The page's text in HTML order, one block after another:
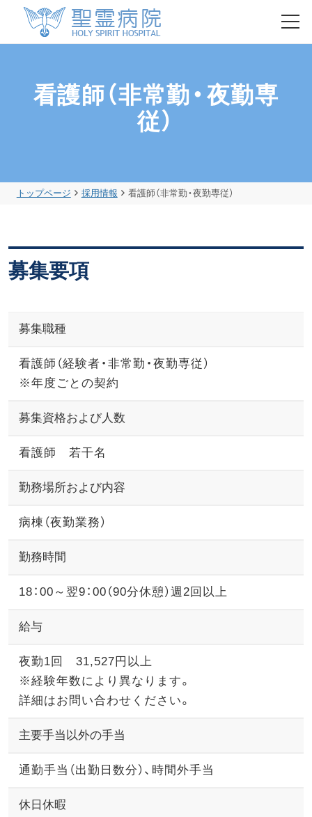
初診・再診の方
健康診断・人間ドック
聖霊病院について
看護師（非常勤・夜勤専
従）
トップページ 採用情報 看護師（非常勤・夜勤専従）
募集要項
募集職種
看護師（経験者・非常勤・夜勤専従）
※年度ごとの契約
募集資格および人数
看護師 若干名
勤務場所および内容
病棟（夜勤業務）
勤務時間
18：00～翌9：00（90分休憩）週2回以上
給与
夜勤1回 31,527円以上
※経験年数により異なります。
詳細はお問い合わせください。
主要手当以外の手当
通勤手当（出勤日数分）、時間外手当
休日休暇